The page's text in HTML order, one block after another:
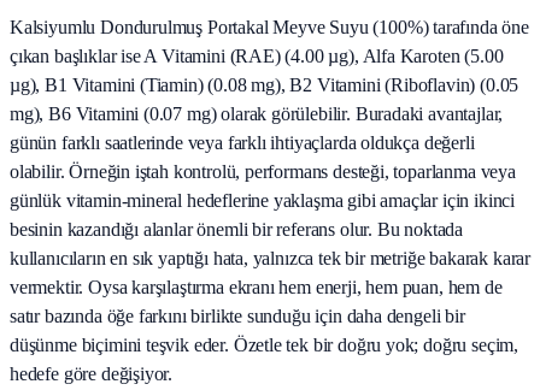
Kalsiyumlu Dondurulmuş Portakal Meyve Suyu (100%) tarafında öne
çıkan başlıklar ise A Vitamini (RAE) (4.00 µg), Alfa Karoten (5.00
µg), B1 Vitamini (Tiamin) (0.08 mg), B2 Vitamini (Riboflavin) (0.05
mg), B6 Vitamini (0.07 mg) olarak görülebilir. Buradaki avantajlar,
günün farklı saatlerinde veya farklı ihtiyaçlarda oldukça değerli
olabilir. Örneğin iştah kontrolü, performans desteği, toparlanma veya
günlük vitamin-mineral hedeflerine yaklaşma gibi amaçlar için ikinci
besinin kazandığı alanlar önemli bir referans olur. Bu noktada
kullanıcıların en sık yaptığı hata, yalnızca tek bir metriğe bakarak karar
vermektir. Oysa karşılaştırma ekranı hem enerji, hem puan, hem de
satır bazında öğe farkını birlikte sunduğu için daha dengeli bir
düşünme biçimini teşvik eder. Özetle tek bir doğru yok; doğru seçim,
hedefe göre değişiyor.